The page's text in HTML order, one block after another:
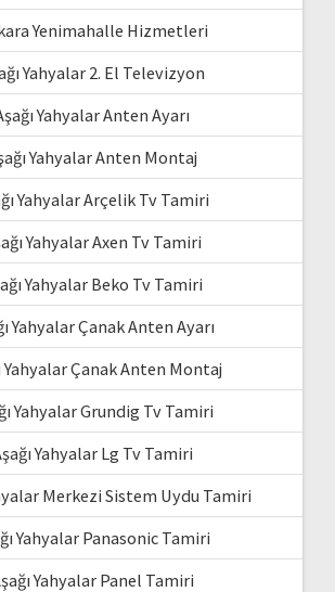
Yenimahalle Hizmetleri
Yahyalar 2. El Televizyon
Yahyalar Anten Ayarı
Yahyalar Anten Montaj
Yahyalar Arçelik Tv Tamiri
Yahyalar Axen Tv Tamiri
Yahyalar Beko Tv Tamiri
Yahyalar Çanak Anten Ayarı
Yahyalar Çanak Anten Montaj
Yahyalar Grundig Tv Tamiri
Yahyalar Lg Tv Tamiri
Merkezi Sistem Uydu Tamiri
Yahyalar Panasonic Tamiri
Yahyalar Panel Tamiri